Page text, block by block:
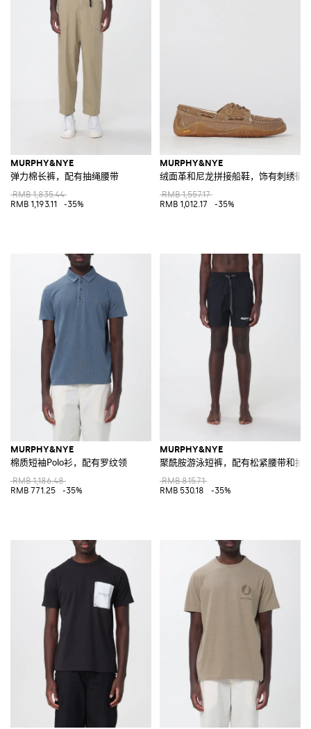
MURPHY&NYE
弹力棉长裤，配有抽绳腰带
RMB 1,835.44
RMB 1,193.11
-35%
MURPHY&NYE
绒面革和尼龙拼接船鞋，饰有刺绣徽
RMB 1,557.17
RMB 1,012.17
-35%
MURPHY&NYE
棉质短袖Polo衫，配有罗纹领
RMB 1,186.48
RMB 771.25
-35%
MURPHY&NYE
聚酰胺游泳短裤，配有松紧腰带和抽
RMB 815.71
RMB 530.18
-35%